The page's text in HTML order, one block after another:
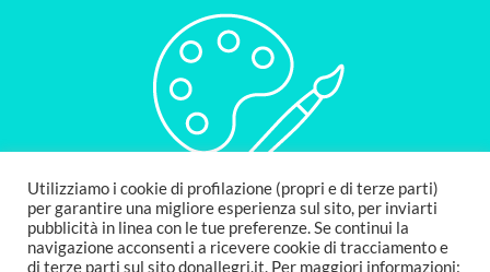
Utilizziamo i cookie di profilazione (propri e di terze parti)
per garantire una migliore esperienza sul sito, per inviarti
pubblicità in linea con le tue preferenze. Se continui la
navigazione acconsenti a ricevere cookie di tracciamento e
di terze parti sul sito donallegri.it. Per maggiori informazioni: